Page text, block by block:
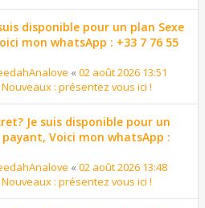
disponible pour un plan Sexe
mon whatsApp : +33 7 76 55
« 02 août 2026 13:51
: présentez vous ici !
Je suis disponible pour un
Voici mon whatsApp :
« 02 août 2026 13:48
: présentez vous ici !